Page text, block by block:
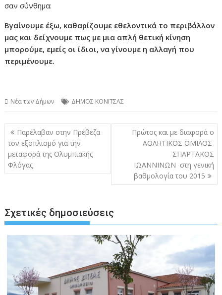
σαν σύνθημα:
Βγαίνουμε έξω, καθαρίζουμε εθελοντικά το περιβάλλον
μας και δείχνουμε πως με μια απλή θετική κίνηση
μπορούμε, εμείς οι ίδιοι, να γίνουμε η αλλαγή που
περιμένουμε.
Νέα των Δήμων ΔΗΜΟΣ ΚΟΝΙΤΣΑΣ
Πλοήγηση
άρθρων
Παρέλαβαν στην Πρέβεζα
τον εξοπλισμό για την
μεταφορά της Ολυμπιακής
Φλόγας
Πρώτος και με διαφορά ο
ΑΘΛΗΤΙΚΟΣ ΟΜΙΛΟΣ
ΣΠΑΡΤΑΚΟΣ
ΙΩΑΝΝΙΝΩΝ στη γενική
βαθμολογία του 2015
Σχετικές δημοσιεύσεις